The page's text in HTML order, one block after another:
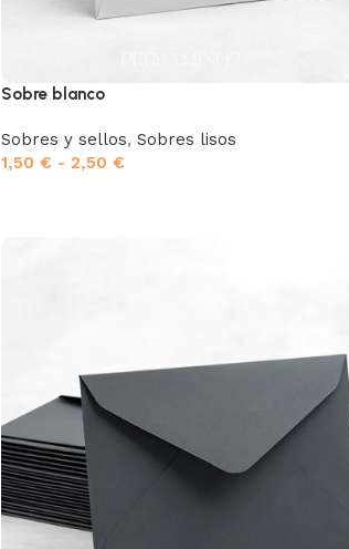
Sobre blanco
Sobres y sellos, Sobres lisos
1,50 € - 2,50 €